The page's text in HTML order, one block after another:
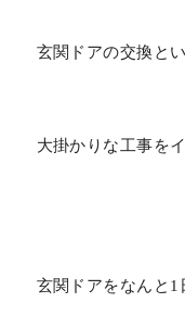
玄関ドアの交換とい
大掛かりな工事を
玄関ドアをなんと1